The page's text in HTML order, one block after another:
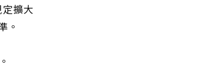
擴大
。